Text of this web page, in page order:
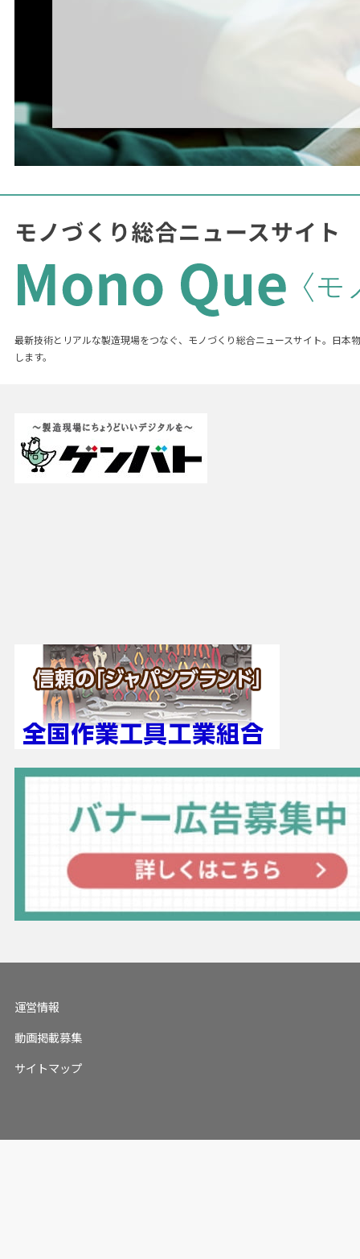
最新技術とリアルな製造現場をつなぐ、モノづくり総合ニュースサイト。日本
します。
運営情報
動画掲載募集
サイトマップ